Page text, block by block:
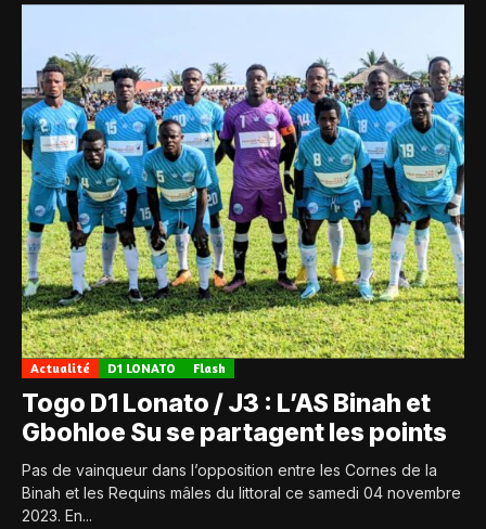
Actualité D1 LONATO Flash
Togo D1 Lonato / J3 : L’AS Binah et
Gbohloe Su se partagent les points
Pas de vainqueur dans l’opposition entre les Cornes de la
Binah et les Requins mâles du littoral ce samedi 04 novembre
2023. En...